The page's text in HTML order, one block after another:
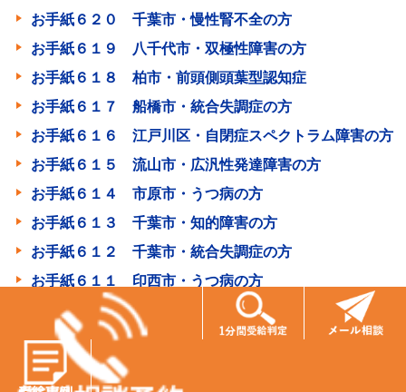
お手紙６２０ 千葉市・慢性腎不全の方
お手紙６１９ 八千代市・双極性障害の方
お手紙６１８ 柏市・前頭側頭葉型認知症
お手紙６１７ 船橋市・統合失調症の方
お手紙６１６ 江戸川区・自閉症スペクトラム障害の方
お手紙６１５ 流山市・広汎性発達障害の方
お手紙６１４ 市原市・うつ病の方
お手紙６１３ 千葉市・知的障害の方
お手紙６１２ 千葉市・統合失調症の方
お手紙６１１ 印西市・うつ病の方
お手紙６１０ 千葉市・うつ病の方
お手紙６０９ 流山市・もやもや病の方
お手紙６０８ 山武市・パーキンソン病の方